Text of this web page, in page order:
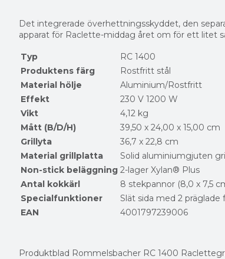
Det integrerade överhettningsskyddet, den
apparat för Raclette-middag året om för ett litet
Typ
RC 1400
Produktens färg
Rostfritt stål
Material hölje
Aluminium/Rostfritt
Effekt
230 V 1200 W
Vikt
4,12 kg
Mått (B/D/H)
39,50 x 24,00 x 15,00 cm
Grillyta
36,7 x 22,8 cm
Material grillplatta
Solid aluminiumgjuten
Non-stick beläggning 2-lager Xylan® Plus
Antal kokkärl
8 stekpannor (8,0 x 7,5
Specialfunktioner
Slät sida med 2
EAN
4001797239006
Produktblad Rommelsbacher RC 1400